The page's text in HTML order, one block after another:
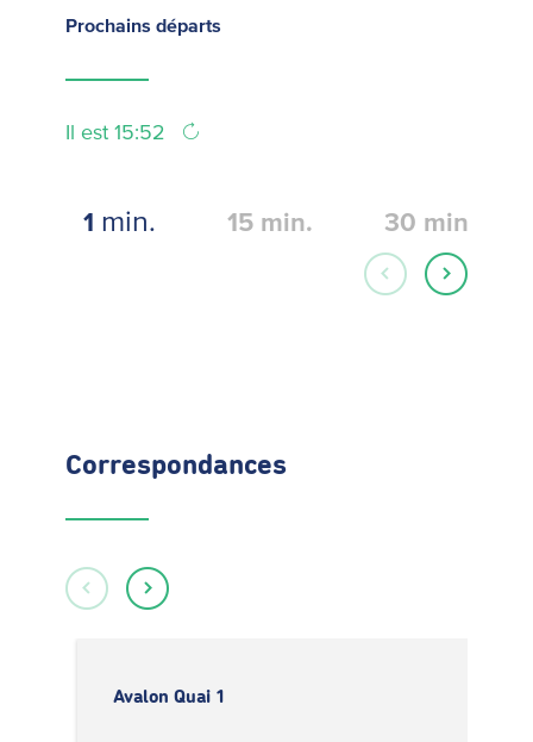
Prochains départs
Il est 15:52
1 min. 15 min. 30 min.
Correspondances
Avalon Quai 1